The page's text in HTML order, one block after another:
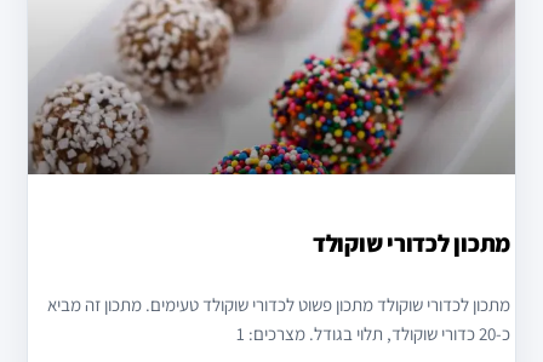
מתכון לכדורי שוקולד
מתכון לכדורי שוקולד מתכון פשוט לכדורי שוקולד טעימים. מתכון זה מביא
כ-20 כדורי שוקולד, תלוי בגודל. מצרכים: 1